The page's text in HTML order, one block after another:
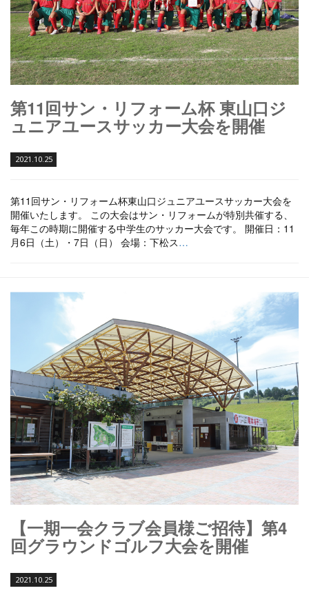
第11回サン・リフォーム杯 東山口ジ
ュニアユースサッカー大会を開催
2021.10.25
第11回サン・リフォーム杯東山口ジュニアユースサッカー大会を
開催いたします。 この大会はサン・リフォームが特別共催する、
毎年この時期に開催する中学生のサッカー大会です。 開催日：11
月6日（土）・7日（日） 会場：下松ス…
【一期一会クラブ会員様ご招待】第4
回グラウンドゴルフ大会を開催
2021.10.25